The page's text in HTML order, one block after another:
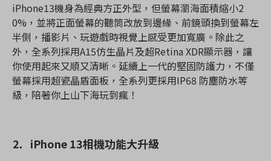
iPhone13機身為經典方正外型，但螢幕瀏海面積縮小2
0% ，並將正面螢幕的聽筒改放到邊緣、前鏡頭換到螢幕左
半側，播影片、玩遊戲時視覺上感受更加寬廣。除此之
外，全系列採用A15仿生晶片及超Retina XDR顯示器，讓
你使用起來又順又清晰。延續上一代的堅固防護力，不僅
螢幕採用超瓷晶盾面板，全系列更採用IP68 防塵防水等
級，陪著你上山下海玩到瘋！
⒉ iPhone 13相機功能大升級